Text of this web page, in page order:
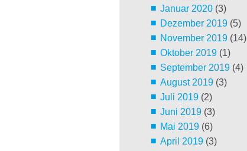
Januar 2020(3)
Dezember 2019(5)
November 2019(14)
Oktober 2019(1)
September 2019(4)
August 2019(3)
Juli 2019(2)
Juni 2019(3)
Mai 2019(6)
April 2019(3)